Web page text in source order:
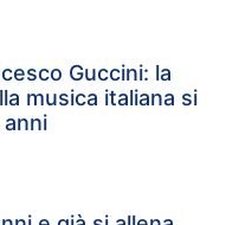
Guccini: la
musica italiana si